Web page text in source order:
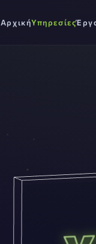
ΑρχικήΥπηρεσίες